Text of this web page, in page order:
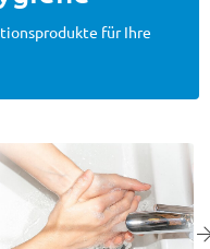
für Ihre